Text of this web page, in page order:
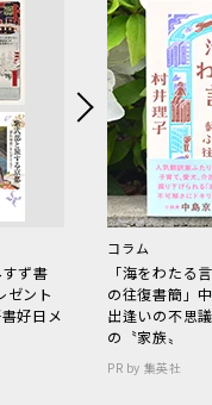
すず書
ゼント
好日メ
コラム
「海をわた
の往復書簡」
出逢いの不思
の〝家族〟
PR by 集英社